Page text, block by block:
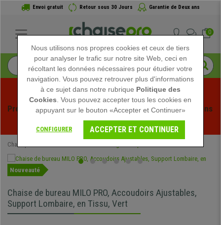
Envoi gratuit Retour sous 30 Jours Garantie de Deux ans
0
Profitez des soldes d'été chez Chaisepro ! Des réductions
exclusives pour une durée limitée - Voir l'offre
Chaisepro
Nouveauté
Chaise de bureau MILO PRO, Accoudoirs Ajustables,
Support Lombaire, en Tissu, Vert
Nous utilisons nos propres cookies et ceux de tiers
pour analyser le trafic sur notre site Web, ceci en
récoltant les données nécessaires pour étudier votre
navigation. Vous pouvez retrouver plus d'informations
à ce sujet dans notre rubrique Politique des
Cookies . Vous pouvez accepter tous les cookies en
appuyant sur le bouton «Accepter et Continuer»
CONFIGURER ACCEPTER ET CONTINUER